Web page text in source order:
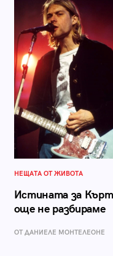
НЕЩАТА ОТ ЖИВОТА
Истината за Кърт
още не разбираме
ОТ ДАНИЕЛЕ МОНТЕЛЕОНЕ